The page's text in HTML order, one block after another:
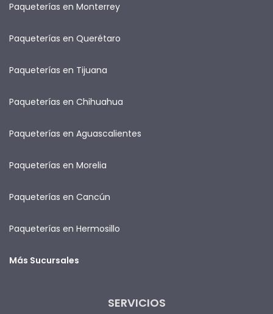
Paqueterías en Monterrey
Paqueterías en Querétaro
Paqueterías en Tijuana
Paqueterías en Chihuahua
Paqueterías en Aguascalientes
Paqueterías en Morelia
Paqueterías en Cancún
Paqueterías en Hermosillo
Más Sucursales
SERVICIOS